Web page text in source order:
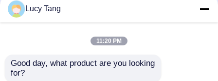
Kontakt mit uns
Bitte um ein Angebot
Fliegende LED-
Lucy Tang
11:20 PM
Good day, what product are you looking
for?